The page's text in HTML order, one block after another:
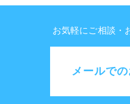
お気軽にご相談・
メールで